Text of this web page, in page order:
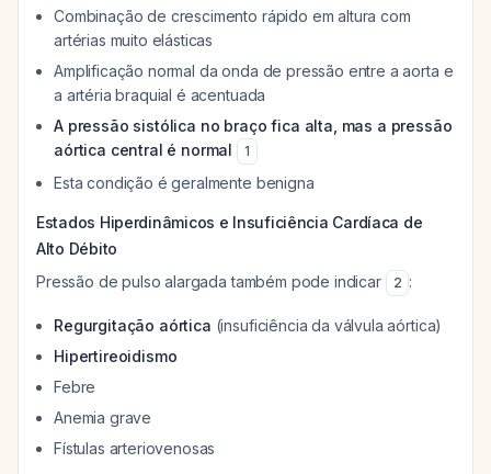
Combinação de crescimento rápido em altura com
artérias muito elásticas
Amplificação normal da onda de pressão entre a aorta e
a artéria braquial é acentuada
A pressão sistólica no braço fica alta, mas a pressão
aórtica central é normal
1
Esta condição é geralmente benigna
Estados Hiperdinâmicos e Insuficiência Cardíaca de
Alto Débito
Pressão de pulso alargada também pode indicar
2 :
Regurgitação aórtica (insuficiência da válvula aórtica)
Hipertireoidismo
Febre
Anemia grave
Fístulas arteriovenosas